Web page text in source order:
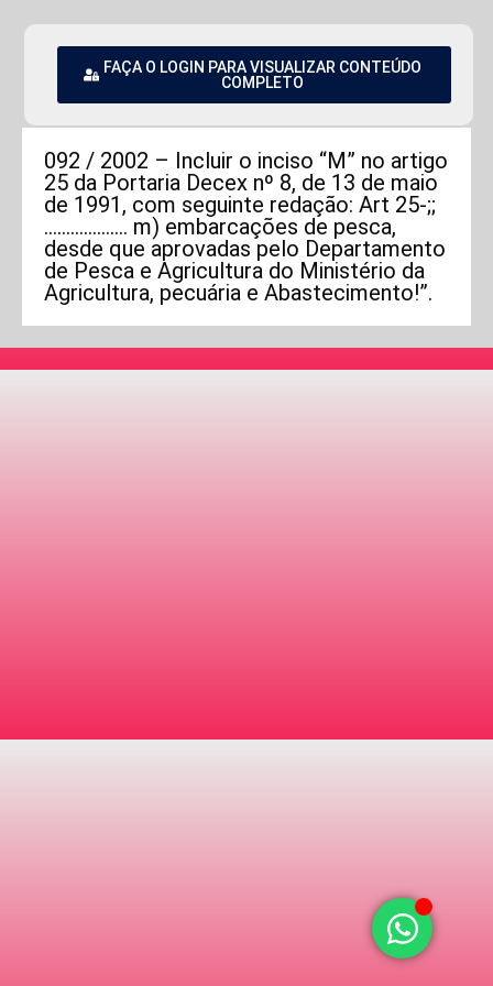
FAÇA O LOGIN PARA VISUALIZAR CONTEÚDO
COMPLETO
092 / 2002 – Incluir o inciso “M” no artigo
25 da Portaria Decex nº 8, de 13 de maio
de 1991, com seguinte redação: Art 25-;;
………………. m) embarcações de pesca,
desde que aprovadas pelo Departamento
de Pesca e Agricultura do Ministério da
Agricultura, pecuária e Abastecimento!”.